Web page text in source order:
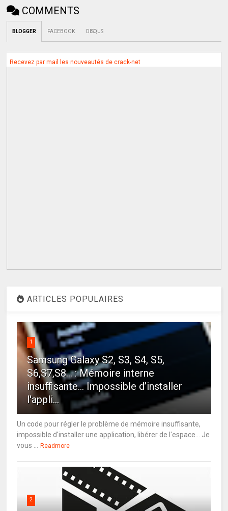
COMMENTS
BLOGGER FACEBOOK DISQUS
Recevez par mail les nouveautés de crack-net
ARTICLES POPULAIRES
1
Samsung Galaxy S2, S3, S4, S5,
S6,S7,S8... : Mémoire interne
insuffisante… Impossible d’installer
l'appli...
Un code pour régler le problème de mémoire insuffisante,
impossible d'installer une application, libérer de l'espace... Je
vous ... Readmore
2